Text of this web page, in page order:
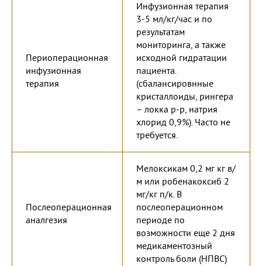
Периоперационная
инфузионная
терапия
Инфузионная терапия
3-5 мл/кг/час и по
результатам
мониторинга, а также
исходной гидратации
пациента.
(сбалансировнные
кристаллоиды, рингера
– локка р-р, натрия
хлорид 0,9%). Часто не
требуется.
Послеоперационная
аналгезия
Мелоксикам 0,2 мг кг в/
м или робенакоксиб 2
мг/кг п/к. В
послеоперационном
периоде по
возможности еще 2 дня
медикаментозный
контроль боли (НПВС)